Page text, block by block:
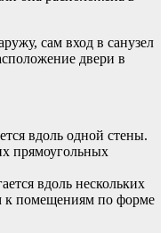
сам вход в санузел
двери в
вдоль одной стены.
прямоугольных
вдоль нескольких
к помещениям по форме